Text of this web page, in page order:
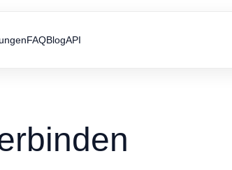
FAQBlogAPI